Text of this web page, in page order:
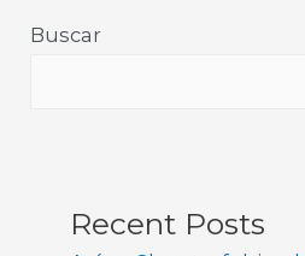
Buscar
Recent Posts